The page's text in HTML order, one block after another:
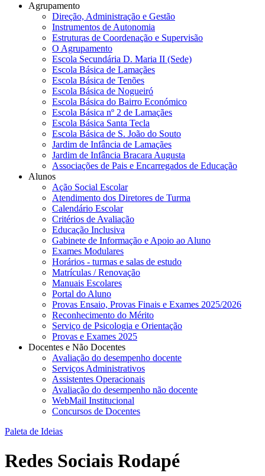
Agrupamento
Direção, Administração e Gestão
Instrumentos de Autonomia
Estruturas de Coordenação e Supervisão
O Agrupamento
Escola Secundária D. Maria II (Sede)
Escola Básica de Lamaçães
Escola Básica de Tenões
Escola Básica de Nogueiró
Escola Básica do Bairro Económico
Escola Básica nº 2 de Lamaçães
Escola Básica Santa Tecla
Escola Básica de S. João do Souto
Jardim de Infância de Lamaçães
Jardim de Infância Bracara Augusta
Associações de Pais e Encarregados de Educação
Alunos
Ação Social Escolar
Atendimento dos Diretores de Turma
Calendário Escolar
Critérios de Avaliação
Educação Inclusiva
Gabinete de Informação e Apoio ao Aluno
Exames Modulares
Horários - turmas e salas de estudo
Matrículas / Renovação
Manuais Escolares
Portal do Aluno
Provas Ensaio, Provas Finais e Exames 2025/2026
Reconhecimento do Mérito
Serviço de Psicologia e Orientação
Provas e Exames 2025
Docentes e Não Docentes
Avaliação do desempenho docente
Serviços Administrativos
Assistentes Operacionais
Avaliação do desempenho não docente
WebMail Institucional
Concursos de Docentes
Paleta de Ideias
Redes Sociais Rodapé